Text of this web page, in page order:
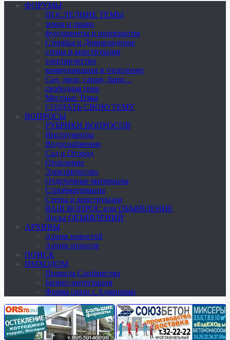
ФОРУМЫ
ПОСЛЕДНИЕ ТЕМЫ
земля и право
фундаменты и перекрытия
Стройка и Домовладение
стены и конструкции
электричество
коммуникации и отопление
Cад, двор, гараж, баня…
свободная тема
Местные Темы
СОЗДАТЬ СВОЮ ТЕМУ
ВОПРОСЫ
РУБРИКИ ВОПРОСОВ
Инструменты
Водоснабжение
Сад и Огород
Отопление
Электричество
Отделочные материалы
Стройматериалы
Стены и конструкции
ВАШ ВОПРОС или ОБЪЯВЛЕНИЕ
Доска ОБЪЯВЛЕНИЙ
АРХИВЫ
Архив новостей
Архив опросов
ПОИСК
ИМХОДОМ
Правила Сообщества
Бизнес-интеграция
Форма связи с Админами